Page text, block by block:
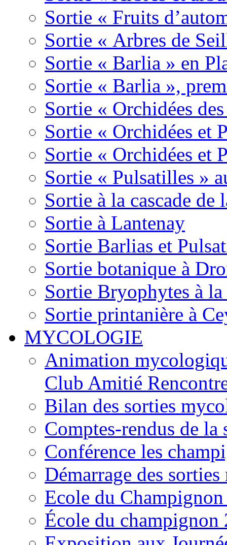
Sortie « Fruits
Sortie « Arbres de
Sortie « Barlia » en
Sortie « Barlia »,
Sortie « Orchidées
Sortie « Orchidées et
Sortie « Orchidées et
Sortie « Pulsatilles »
Sortie à la cascade de
Sortie à Lantenay
Sortie Barlias et
Sortie botanique à
Sortie Bryophytes à la
Sortie printanière à
MYCOLOGIE
Animation
Club Amitié
Bilan des sorties
Comptes-rendus de
Conférence les
Démarrage des
Ecole du
École du champignon